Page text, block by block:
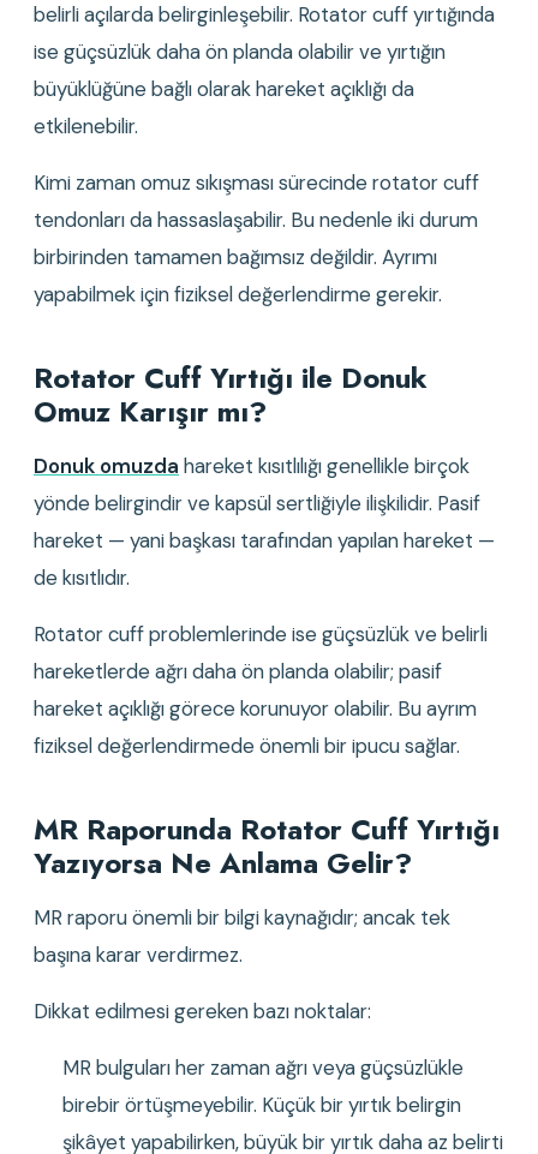
belirli açılarda belirginleşebilir. Rotator cuff yırtığında
ise güçsüzlük daha ön planda olabilir ve yırtığın
büyüklüğüne bağlı olarak hareket açıklığı da
etkilenebilir.
Kimi zaman omuz sıkışması sürecinde rotator cuff
tendonları da hassaslaşabilir. Bu nedenle iki durum
birbirinden tamamen bağımsız değildir. Ayrımı
yapabilmek için fiziksel değerlendirme gerekir.
Rotator Cuff Yırtığı ile Donuk
Omuz Karışır mı?
Donuk omuzda hareket kısıtlılığı genellikle birçok
yönde belirgindir ve kapsül sertliğiyle ilişkilidir. Pasif
hareket — yani başkası tarafından yapılan hareket —
de kısıtlıdır.
Rotator cuff problemlerinde ise güçsüzlük ve belirli
hareketlerde ağrı daha ön planda olabilir; pasif
hareket açıklığı görece korunuyor olabilir. Bu ayrım
fiziksel değerlendirmede önemli bir ipucu sağlar.
MR Raporunda Rotator Cuff Yırtığı
Yazıyorsa Ne Anlama Gelir?
MR raporu önemli bir bilgi kaynağıdır; ancak tek
başına karar verdirmez.
Dikkat edilmesi gereken bazı noktalar:
MR bulguları her zaman ağrı veya güçsüzlükle
birebir örtüşmeyebilir. Küçük bir yırtık belirgin
şikâyet yapabilirken, büyük bir yırtık daha az belirti